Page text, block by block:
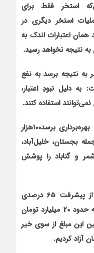
استخر فقط برای
استخر دیگری در
همان اعتبارات اندک به
نتیجه نخواهد رسید.
به نتیجه برسد به نفع
دلیل نبودِ اعتبار،
استفاده کنند.
وی اظهار کرد: اگر این مجموعه به بهره‌برداری برسد100هزار
بجستان، خلیل‌آباد،
و گناباد را پوشش
ابراهیمی با اشاره به اینکه پروژه از پیشرفت 65 درصدی
برخوردار است، افزود: چون پروژه به حدود 20 میلیارد تومان
این مبلغ از سوی خیر
آزاد کردیم.